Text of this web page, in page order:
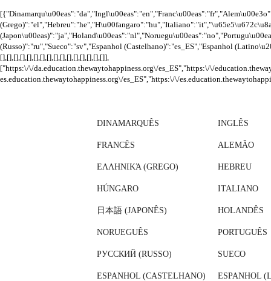
(Russo)":"ru","Sueco":"sv","Espanhol (Castelhano)":"es_ES","Espanhol
[],[],[],[],[],[],[],[],[],[],[],[],[],[],[],[]],
["https:\/\/da.education.thewaytohappiness.org\/es_ES","https:\/\/
es.education.thewaytohappiness.org\/es_ES","https:\/\/
DINAMARQUÊS INGLÊS
FRANCÊS ALEMÃO
ΕΛΛΗΝΙΚΆ (GREGO) HEBREU
HÚNGARO ITALIANO
日本語 (JAPONÊS) HOLANDÊS
NORUEGUÊS PORTUGUÊS
РУССКИЙ (RUSSO) SUECO
ESPANHOL (CASTELHANO)
ESPANHOL